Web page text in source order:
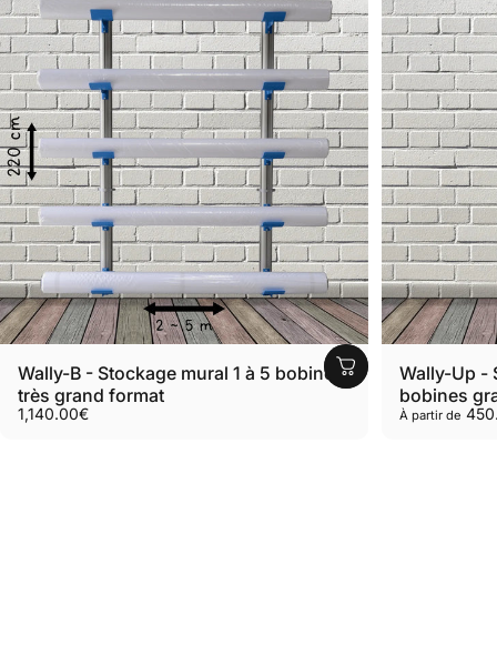
Wally-B - Stockage mural 1 à 5 bobines
très grand format
1,140.00€
Wally-Up -
bobines
À partir de